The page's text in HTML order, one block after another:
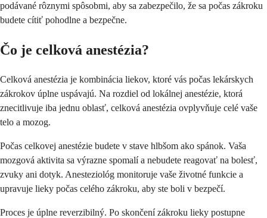
podávané rôznymi spôsobmi, aby sa zabezpečilo, že sa počas zákroku
budete cítiť pohodlne a bezpečne.
Čo je celková anestézia?
Celková anestézia je kombinácia liekov, ktoré vás počas lekárskych
zákrokov úplne uspávajú. Na rozdiel od lokálnej anestézie, ktorá
znecitlivuje iba jednu oblasť, celková anestézia ovplyvňuje celé vaše
telo a mozog.
Počas celkovej anestézie budete v stave hlbšom ako spánok. Vaša
mozgová aktivita sa výrazne spomalí a nebudete reagovať na bolesť,
zvuky ani dotyk. Anesteziológ monitoruje vaše životné funkcie a
upravuje lieky počas celého zákroku, aby ste boli v bezpečí.
Proces je úplne reverzibilný. Po skončení zákroku lieky postupne